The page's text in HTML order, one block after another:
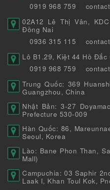
0919 968 759
02A12 Lê Thị Vân,
Đồng Nai
0936 315 115
Lô B1.29, Kiệt 44 Hồ Đắc
0919 968 759
Trung Quốc: 369
Guangzhou, China
Nhật Bản: 3-27
Prefecture 530-009
Hàn Quốc: 86,
Seoul, Korea
Lào: Bane Phon Than,
Mall)
Campuchia: 03 Saphir
Laak I, Khan Toul Kok,